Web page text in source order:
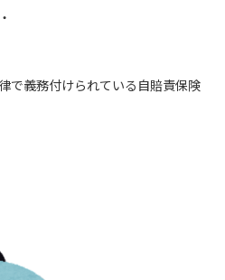
で義務付けられている自賠責保険